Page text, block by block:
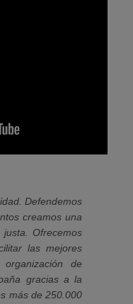
Defendemos
creamos una
Ofrecemos
las mejores
de
gracias a la
más de 250.000